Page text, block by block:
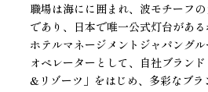
職場は海にに囲まれ、波モチーフ
であり、日本で唯一公式灯台があ
ホテルマネージメントジャパング
オペレーターとして、自社ブラン
&リゾーツ」をはじめ、多彩なブラ